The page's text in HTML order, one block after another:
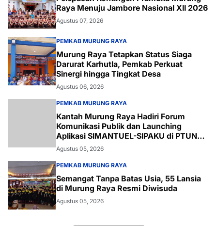
Raya Menuju Jambore Nasional XII 2026
Agustus 07, 2026
PEMKAB MURUNG RAYA
Murung Raya Tetapkan Status Siaga
Darurat Karhutla, Pemkab Perkuat
Sinergi hingga Tingkat Desa
Agustus 06, 2026
PEMKAB MURUNG RAYA
Kantah Murung Raya Hadiri Forum
Komunikasi Publik dan Launching
Aplikasi SIMANTUEL-SIPAKU di PTUN
Palangka Raya
Agustus 05, 2026
PEMKAB MURUNG RAYA
Semangat Tanpa Batas Usia, 55 Lansia
di Murung Raya Resmi Diwisuda
Agustus 05, 2026